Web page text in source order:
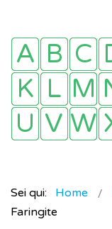
Sei qui: Home
Faringite